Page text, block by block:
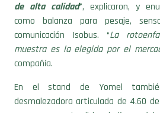
de alta calidad”, explicaron, y
como balanza para pesaje,
comunicación Isobus. “La
muestra es la elegida por el
compañía.
En el stand de Yomel
desmalezadora articulada de 4.60